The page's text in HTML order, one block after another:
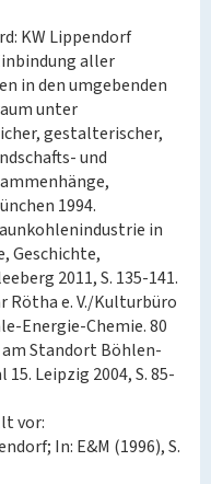
KW Lippendorf
aller
in den umgebenden
unter
gestalterischer,
und
1994.
in
Geschichte,
2011, S. 135-141.
e. V./Kulturbüro
Energie-Chemie. 80
Standort Böhlen-
Leipzig 2004, S. 85-
vor:
In: E&M (1996), S.